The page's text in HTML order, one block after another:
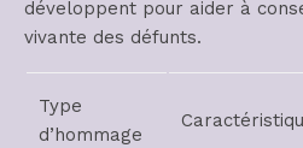
développent pour aider à
vivante des défunts.
Type
d’hommage